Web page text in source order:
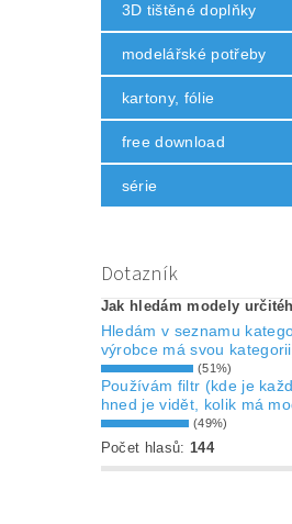
3D tištěné doplňky
modelářské potřeby
kartony, fólie
free download
série
Dotazník
Jak hledám modely
Hledám v seznamu
výrobce má svou
(51%)
Používám filtr (kde je
hned je vidět, kolik má
(49%)
Počet hlasů: 144